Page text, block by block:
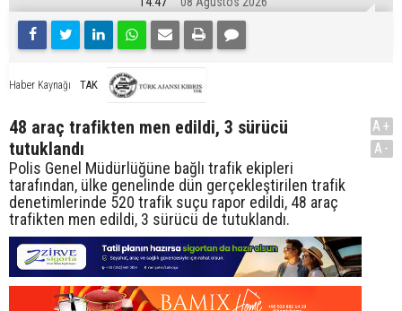
Haber Kaynağı TAK
48 araç trafikten men edildi, 3 sürücü
tutuklandı
Polis Genel Müdürlüğüne bağlı trafik ekipleri
tarafından, ülke genelinde dün gerçekleştirilen trafik
denetimlerinde 520 trafik suçu rapor edildi, 48 araç
trafikten men edildi, 3 sürücü de tutuklandı.
A+
A-